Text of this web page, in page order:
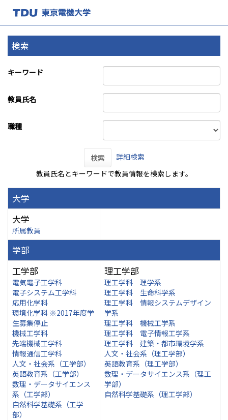
検索
キーワード
教員氏名
職種
検索
詳細検索
教員氏名とキーワードで教員情報を検索します。
大学
大学
所属教員
学部
工学部
電気電子工学科
電子システム工学科
応用化学科
環境化学科 ※2017年度学
生募集停止
機械工学科
先端機械工学科
情報通信工学科
人文・社会系（工学部）
英語教育系（工学部）
数理・データサイエンス
系（工学部）
自然科学基礎系（工学
部）
理工学部
理工学科 理学系
理工学科 生命科学系
理工学科 情報システムデザイン
学系
理工学科 機械工学系
理工学科 電子情報工学系
理工学科 建築・都市環境学系
人文・社会系（理工学部）
英語教育系（理工学部）
数理・データサイエンス系（理工
学部）
自然科学基礎系（理工学部）